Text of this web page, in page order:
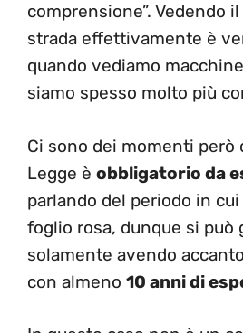
comprensione”. Vedendo
strada effettivamente è
quando vediamo
siamo spesso molto più
Ci sono dei momenti però
Legge è obbligatorio da
parlando del periodo in
foglio rosa, dunque si può
solamente avendo
con almeno 10 anni di